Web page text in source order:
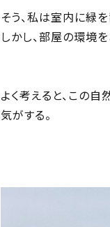
そう、私は室内に緑
しかし、部屋の環境
よく考えると、この
気がする。